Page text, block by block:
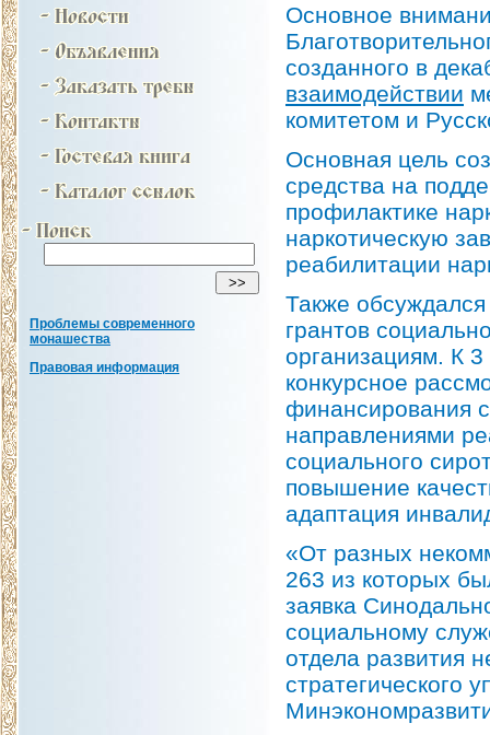
Проблемы современного
монашества
Правовая информация
Основное
созданного в
взаимодействии
комитетом и
Основная цель
средства на
профилактике
наркотическую
реабилитации
Также
грантов
организациям. К
конкурсное
финансирования
направлениями
социального
повышение
адаптация
«От разных
263 из которых
заявка
социальному
отдела развития
стратегического